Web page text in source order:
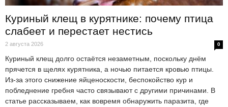
Куриный клещ в курятнике: почему птица
слабеет и перестает нестись
2 августа 2026 0
Куриный клещ долго остаётся незаметным, поскольку днём
прячется в щелях курятника, а ночью питается кровью птицы.
Из-за этого снижение яйценоскости, беспокойство кур и
побледнение гребня часто связывают с другими причинами. В
статье рассказываем, как вовремя обнаружить паразита, где